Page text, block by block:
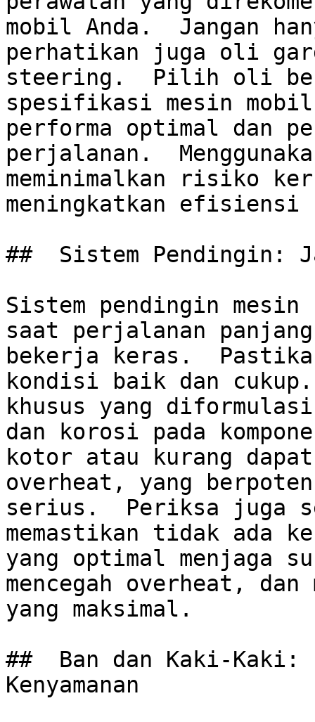
mobil Anda.  Jangan
perhatikan juga oli
steering.  Pilih oli
spesifikasi mesin mobil
performa optimal dan
perjalanan.
meminimalkan risiko
meningkatkan efisiensi
##  Sistem Pendingin:
Sistem pendingin
saat perjalanan panjang
bekerja keras.
kondisi baik dan
khusus yang
dan korosi pada
kotor atau kurang dapat
overheat, yang
serius.  Periksa juga
memastikan tidak ada
yang optimal menjaga
mencegah overheat, dan
yang maksimal.
##  Ban dan Kaki-Kaki:
Kenyamanan